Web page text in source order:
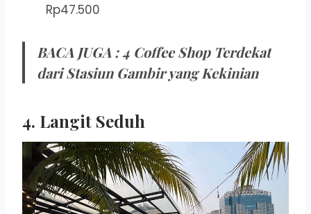
Rp47.500
BACA JUGA :4 Coffee Shop Terdekat
dari Stasiun Gambir yang Kekinian
4. Langit Seduh